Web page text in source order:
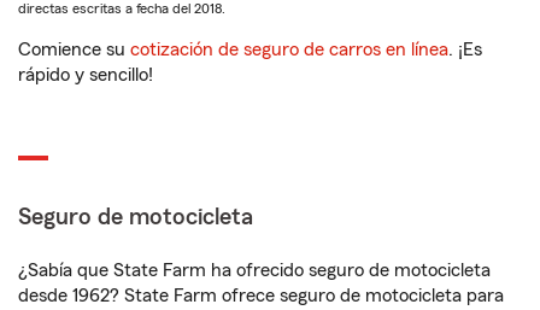
directas escritas a fecha del 2018.
Comience su cotización de seguro de carros en línea. ¡Es
rápido y sencillo!
Seguro de motocicleta
¿Sabía que State Farm ha ofrecido seguro de motocicleta
desde 1962? State Farm ofrece seguro de motocicleta para